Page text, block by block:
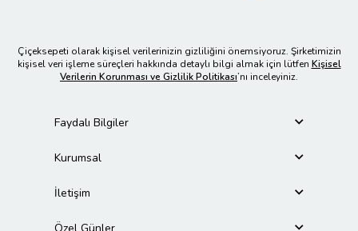
Çiçeksepeti olarak kişisel verilerinizin gizliliğini önemsiyoruz. Şirketimizin
kişisel veri işleme süreçleri hakkında detaylı bilgi almak için lütfen Kişisel
Verilerin Korunması ve Gizlilik Politikası’nı inceleyiniz.
Faydalı Bilgiler
Kurumsal
İletişim